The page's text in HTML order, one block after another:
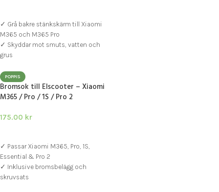
✓ Grå bakre stänkskärm till Xiaomi
M365 och M365 Pro
✓ Skyddar mot smuts, vatten och
grus
montering
POPPIS
Bromsok till Elscooter – Xiaomi
M365 / Pro / 1S / Pro 2
175.00 kr
✓ Passar Xiaomi M365, Pro, 1S,
Essential & Pro 2
✓ Inklusive bromsbelägg och
skruvsats